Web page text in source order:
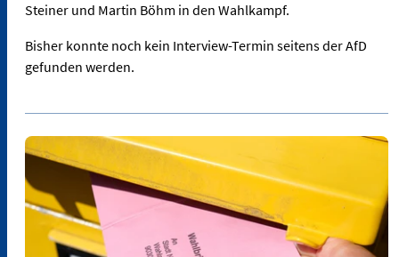
Steiner und Martin Böhm in den Wahlkampf.
Bisher konnte noch kein Interview-Termin seitens der AfD
gefunden werden.